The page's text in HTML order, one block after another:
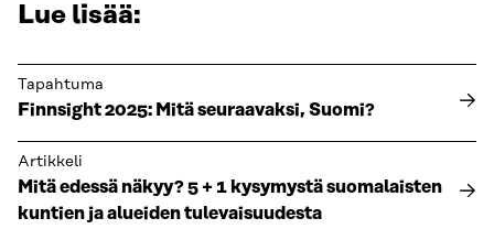
Lue lisää:
Tapahtuma
Finnsight 2025: Mitä seuraavaksi, Suomi?
Artikkeli
Mitä edessä näkyy? 5 + 1 kysymystä suomalaisten
kuntien ja alueiden tulevaisuudesta